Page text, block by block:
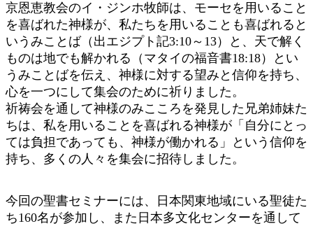
京恩恵教会のイ・ジンホ牧師は、モーセを用いること
を喜ばれた神様が、私たちを用いることも喜ばれると
いうみことば（出エジプト記3:10～13）と、天で解く
ものは地でも解かれる（マタイの福音書18:18）とい
うみことばを伝え、神様に対する望みと信仰を持ち、
心を一つにして集会のために祈りました。
祈祷会を通して神様のみこころを発見した兄弟姉妹た
ちは、私を用いることを喜ばれる神様が「自分にとっ
ては負担であっても、神様が働かれる」という信仰を
持ち、多くの人々を集会に招待しました。
今回の聖書セミナーには、日本関東地域にいる聖徒た
ち160名が参加し、また日本多文化センターを通して